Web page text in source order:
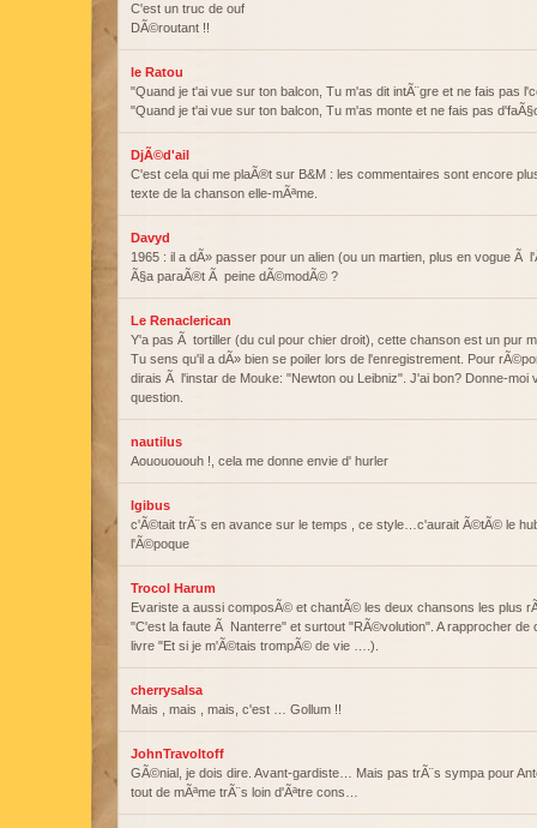
C'est un truc de ouf
DÃ©routant !!
le Ratou
"Quand je t'ai vue sur ton balcon, Tu m'as dit intÃ¨gre et ne fais pas
"Quand je t'ai vue sur ton balcon, Tu m'as monte et ne fais pas
DjÃ©d'ail
C'est cela qui me plaÃ®t sur B&M : les commentaires sont encore
texte de la chanson elle-mÃªme.
Davyd
1965 : il a dÃ» passer pour un alien (ou un martien, plus en vogue Ã
Ã§a paraÃ®t Ã peine dÃ©modÃ© ?
Le Renaclerican
Y'a pas Ã tortiller (du cul pour chier droit), cette chanson est un pur
Tu sens qu'il a dÃ» bien se poiler lors de l'enregistrement. Pour
dirais Ã l'instar de Mouke: "Newton ou Leibniz". J'ai bon? Donne-
question.
nautilus
Aououououh !, cela me donne envie d' hurler
lgibus
c'Ã©tait trÃ¨s en avance sur le temps , ce style…c'aurait Ã©tÃ© le
l'Ã©poque
Trocol Harum
Evariste a aussi composÃ© et chantÃ© les deux chansons les plus
"C'est la faute Ã Nanterre" et surtout "RÃ©volution". A rapprocher
livre "Et si je m'Ã©tais trompÃ© de vie ….).
cherrysalsa
Mais , mais , mais, c'est … Gollum !!
JohnTravoltoff
GÃ©nial, je dois dire. Avant-gardiste… Mais pas trÃ¨s sympa pour
tout de mÃªme trÃ¨s loin d'Ãªtre cons…